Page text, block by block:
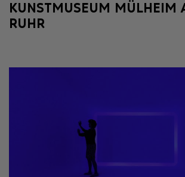
KUNSTMUSEUM MÜLHEIM
RUHR